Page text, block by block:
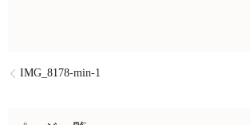
IMG_8178-min-1